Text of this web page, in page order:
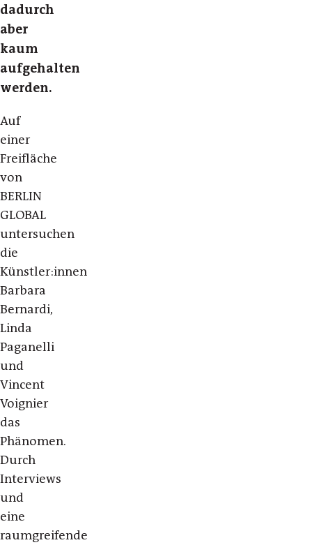
dadurch
aber
kaum
aufgehalten
werden.
Auf
einer
Freifläche
von
BERLIN
GLOBAL
untersuchen
die
Künstler:innen
Barbara
Bernardi,
Linda
Paganelli
und
Vincent
Voignier
das
Phänomen.
Durch
Interviews
und
eine
raumgreifende